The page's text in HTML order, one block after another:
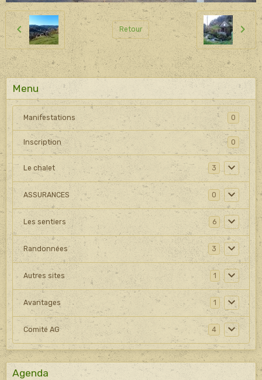
Retour
Menu
Manifestations 0
Inscription 0
Le chalet 3
ASSURANCES 0
Les sentiers 6
Randonnées 3
Autres sites 1
Avantages 1
Comité AG 4
Agenda